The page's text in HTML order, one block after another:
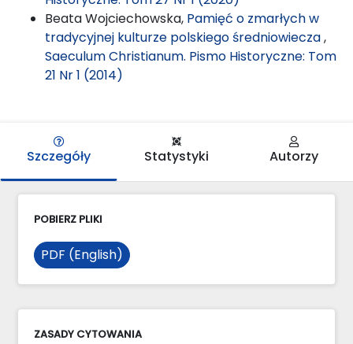
Beata Wojciechowska, Pamięć o zmarłych w
tradycyjnej kulturze polskiego średniowiecza,
Saeculum Christianum. Pismo Historyczne: Tom
21 Nr 1 (2014)
Szczegóły Statystyki Autorzy
POBIERZ PLIKI
PDF (English)
ZASADY CYTOWANIA